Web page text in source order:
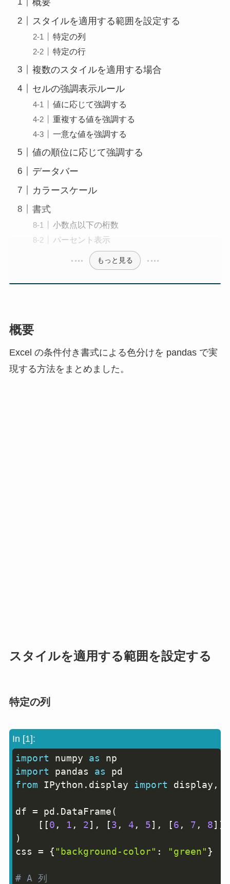
スタイルを適用する範囲を設定する
特定の列
特定の行
複数のスタイルを適用する場合
セルの強調表示ルール
値に応じて強調する
重複する値を強調する
一意な値を強調する
値の順位に応じて強調する
データバー
カラースケール
書式
小数点以下の桁数
パーセント表示
もっと見る
概要
Excel の条件付き書式による色分けを pandas で実
現する方法をまとめました。
スタイルを適用する範囲を設定する
特定の列
In [1]:
import numpy as
import pandas as
from IPython . display import display ,
df = pd . DataFrame(
[ [0 , 1 , 2] , [3 , 4 , 5] , [6 , 7 , 8] ]
)
css = { "background-color" : "green" }
# A 列